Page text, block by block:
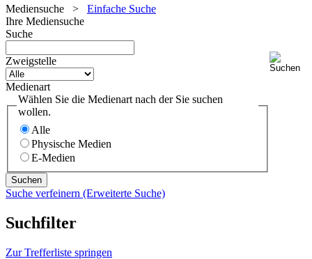
Mediensuche > Einfache Suche
Ihre Mediensuche
Suche
Zweigstelle
Medienart
Wählen Sie die Medienart nach der Sie suchen
wollen.
Alle
Physische Medien
E-Medien
Suche verfeinern (Erweiterte Suche)
Suchfilter
Zur Trefferliste springen